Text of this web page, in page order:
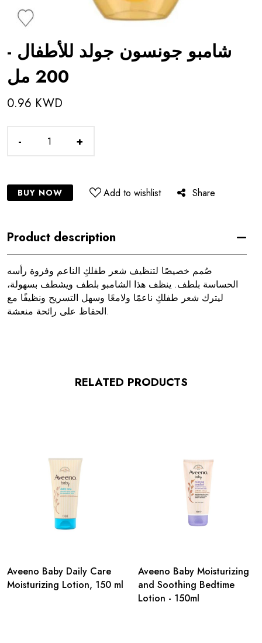
شامبو جونسون جولد للأطفال -
200 مل
0.96 KWD
- +
BUY NOW Add to wishlist Share
Product description
صُمم خصيصًا لتنظيف شعر طفلكِ الناعم وفروة رأسه
الحساسة بلطف. ينظف هذا الشامبو بلطف ويشطف بسهولة،
ليترك شعر طفلكِ ناعمًا ولامعًا وسهل التسريح ونظيفًا مع
الحفاظ على رائحة منعشة.
RELATED PRODUCTS
Aveeno Baby Daily Care
Moisturizing Lotion, 150 ml
Aveeno Baby Moisturizing
and Soothing Bedtime
Lotion - 150ml